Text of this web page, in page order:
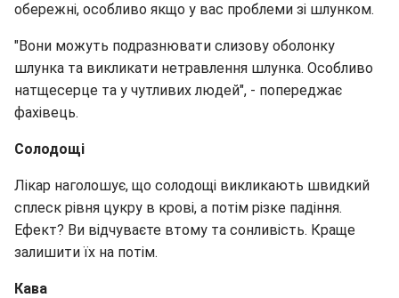
обережні, особливо якщо у вас проблеми зі шлунком.
"Вони можуть подразнювати слизову оболонку
шлунка та викликати нетравлення шлунка. Особливо
натщесерце та у чутливих людей", - попереджає
фахівець.
Солодощі
Лікар наголошує, що солодощі викликають швидкий
сплеск рівня цукру в крові, а потім різке падіння.
Ефект? Ви відчуваєте втому та сонливість. Краще
залишити їх на потім.
Кава